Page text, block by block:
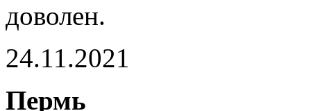
доволен.
24.11.2021
Пермь